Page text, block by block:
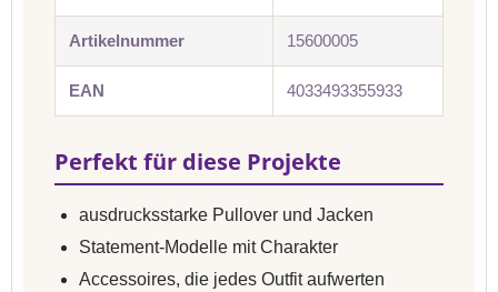
Artikelnummer 15600005
EAN 4033493355933
Perfekt für diese Projekte
ausdrucksstarke Pullover und Jacken
Statement-Modelle mit Charakter
Accessoires, die jedes Outfit aufwerten